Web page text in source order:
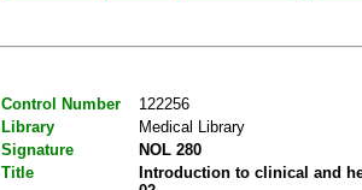
Control Number
122256
Library
Medical Library
Signature
NOL 280
Title
Introduction to clinical and